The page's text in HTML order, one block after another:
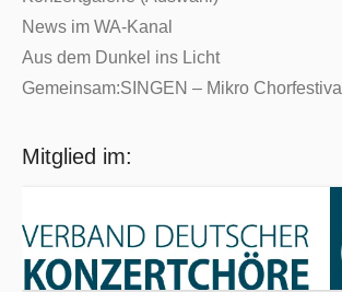
News im WA-Kanal
Aus dem Dunkel ins Licht
Gemeinsam:SINGEN – Mikro Chorfestival
Mitglied im: